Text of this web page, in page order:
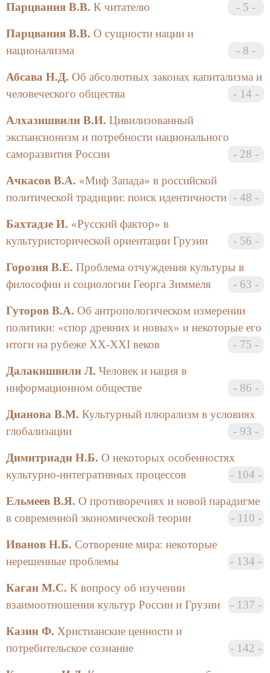
В сборнике помещены статьи, в которых
рассматривается широкий спектр актуальных
проблем связанных с положением человека в
современном мире. Ведутся дискуссии о сущности
человека, о глобализации, о культурологических
проблемах, о национальных вопросах и о
российско-грузинских научно-культурных
взаимоотношениях.
Авторы выражают глубокую признательность
Парцвания Радмиле Важаевне
за оказанную финансовую поддержку в
осуществлении данного издания
Парцвания В.В. К читателю 5
Парцвания В.В. О сущности нации и
национализма
8
Абсава Н.Д. Об абсолютных законах капитализма и
человеческого общества
14
Алхазишвили В.И. Цивилизованный
экспансионизм и потребности национального
саморазвития России
28
Ачкасов В.А. «Миф Запада» в российской
политической традиции: поиск идентичности
48
Бахтадзе И. «Русский фактор» в
культуристорической ориентации Грузии
56
Горозия В.Е. Проблема отчуждения культуры в
философии и социологии Георга Зиммеля
63
Гуторов В.А. Об антропологическом измерении
политики: «спор древних и новых» и некоторые его
итоги на рубеже XX-XXI веков
75
Далакишвили Л. Человек и нация в
информационном обществе
86
Дианова В.М. Культурный плюрализм в условиях
глобализации
93
Димитриади Н.Б. О некоторых особенностях
культурно-интегративных процессов
104
Ельмеев В.Я. О противоречиях и новой парадигме
в современной экономической теории
110
Иванов Н.Б. Сотворение мира: некоторые
нерешенные проблемы
134
Каган М.С. К вопросу об изучении
взаимоотношения культур России и Грузии
137
Казин Ф. Христианские ценности и
потребительское сознание
142